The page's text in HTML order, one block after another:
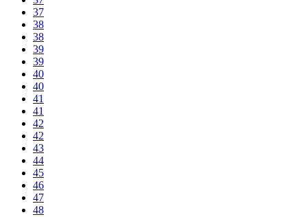
37
38
38
39
39
40
40
41
41
42
42
43
44
45
46
47
48